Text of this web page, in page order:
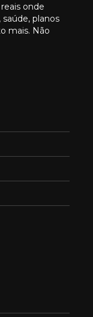
onde
planos
mais. Não